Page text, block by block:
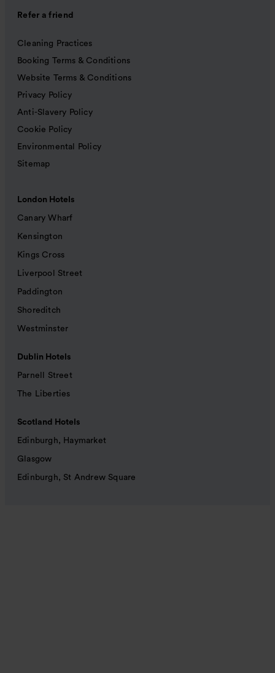
Refer a friend
Cleaning Practices
Booking Terms & Conditions
Website Terms & Conditions
Privacy Policy
Anti-Slavery Policy
Cookie Policy
Environmental Policy
Sitemap
London Hotels
Canary Wharf
Kensington
Kings Cross
Liverpool Street
Paddington
Shoreditch
Westminster
Dublin Hotels
Parnell Street
The Liberties
Scotland Hotels
Edinburgh, Haymarket
Glasgow
Edinburgh, St Andrew Square